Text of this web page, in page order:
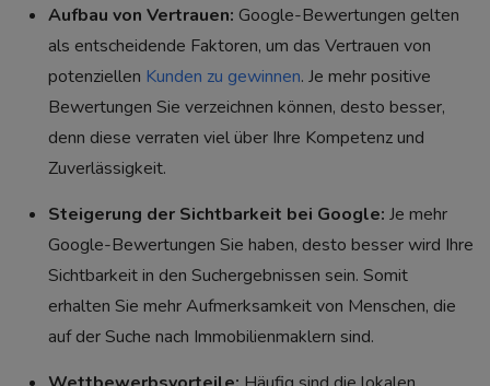
Aufbau von Vertrauen: Google-Bewertungen gelten
als entscheidende Faktoren, um das Vertrauen von
potenziellen Kunden zu gewinnen. Je mehr positive
Bewertungen Sie verzeichnen können, desto besser,
denn diese verraten viel über Ihre Kompetenz und
Zuverlässigkeit.
Steigerung der Sichtbarkeit bei Google: Je mehr
Google-Bewertungen Sie haben, desto besser wird Ihre
Sichtbarkeit in den Suchergebnissen sein. Somit
erhalten Sie mehr Aufmerksamkeit von Menschen, die
auf der Suche nach Immobilienmaklern sind.